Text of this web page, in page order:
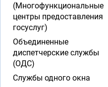
(Многофункциональные
центры предоставления
госуслуг)
Объединенные
диспетчерские службы
(ОДС)
Службы одного окна